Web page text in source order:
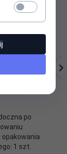
'Na 10
ślubu'
po
1 szt.